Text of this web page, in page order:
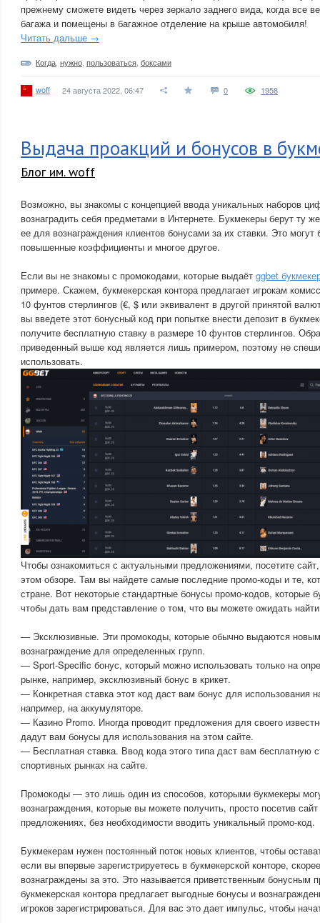
прежнему сможете видеть через зеркало заднего вида, когда все
багажа и помещены в багажное отделение на крыше автомобиля!
Читать дальше →
Когда нужно пользоваться боксами
woff 24 августа 2022, 06:47 0 1958
Выдача проакций и бонусов в
Блог им. woff
Возможно, вы знакомы с концепцией ввода уникальных наборов
вознаградить себя предметами в Интернете. Букмекеры берут ту
ее для вознаграждения клиентов бонусами за их ставки. Это могут
повышенные коэффициенты и многое другое.
Если вы не знакомы с промокодами, которые выдаёт ggbet
примере. Скажем, букмекерская контора предлагает игрокам
10 фунтов стерлингов (€, $ или эквивалент в другой принятой
вы введете этот бонусный код при попытке внести депозит в
получите бесплатную ставку в размере 10 фунтов стерлингов.
приведенный выше код является лишь примером, поэтому не
использовать.
Чтобы ознакомиться с актуальными предложениями, посетите
этом обзоре. Там вы найдете самые последние промо-коды и те,
стране. Вот некоторые стандартные бонусы промо-кодов, которые
чтобы дать вам представление о том, что вы можете ожидать
— Эксклюзивные. Эти промокоды, которые обычно выдаются
вознаграждение для определенных групп.
— Sport-Specific бонус, который можно использовать только на
рынке, например, эксклюзивный бонус в крикет.
— Конкретная ставка этот код даст вам бонус для использования
например, на аккумуляторе.
— Казино Promo. Иногда проводит предложения для своего
дадут вам бонусы для использования на этом сайте.
— Бесплатная ставка. Ввод кода этого типа даст вам бесплатную
спортивных рынках на сайте.
Промокоды — это лишь один из способов, которыми букмекеры
вознаграждения, которые вы можете получить, просто посетив
предложениях, без необходимости вводить уникальный промо-код.
Букмекерам нужен постоянный поток новых клиентов, чтобы
если вы впервые зарегистрируетесь в букмекерской конторе,
вознаграждены за это. Это называется приветственным бонусным
букмекерская контора предлагает выгодные бонусы и
игроков зарегистрироваться. Для вас это дает импульс, чтобы